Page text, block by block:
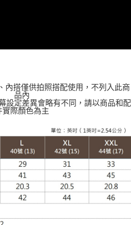
內搭僅供拍照搭配使用，不列入此商
品內
設定差異會略有不同，請以商品和配
實際顏色為主